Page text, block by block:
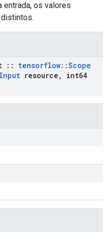
entrada, os valores
:: tensorflow::Scope
Input resource ,
int64